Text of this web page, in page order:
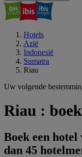
Hotels
Azië
Indonesië
Sumatra
Riau
Uw volgende
Riau :
Boek een hotel
dan 45